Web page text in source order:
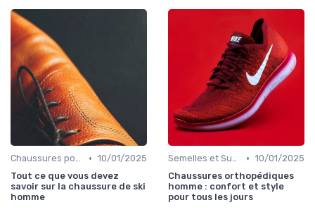
Chaussures pour Conditions Spécifiques • 10/01/2025
Tout ce que vous devez
savoir sur la chaussure de ski
homme
Semelles et Supports Orthopédiques • 10/01/2025
Chaussures orthopédiques
homme : confort et style
pour tous les jours